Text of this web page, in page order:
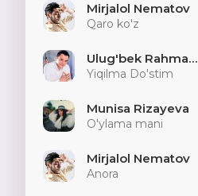
Mirjalol Nematov
Qaro ko'z
Ulug'bek Rahmatullayev
Yiqilma Do'stim
Munisa Rizayeva
O'ylama mani
Mirjalol Nematov
Anora